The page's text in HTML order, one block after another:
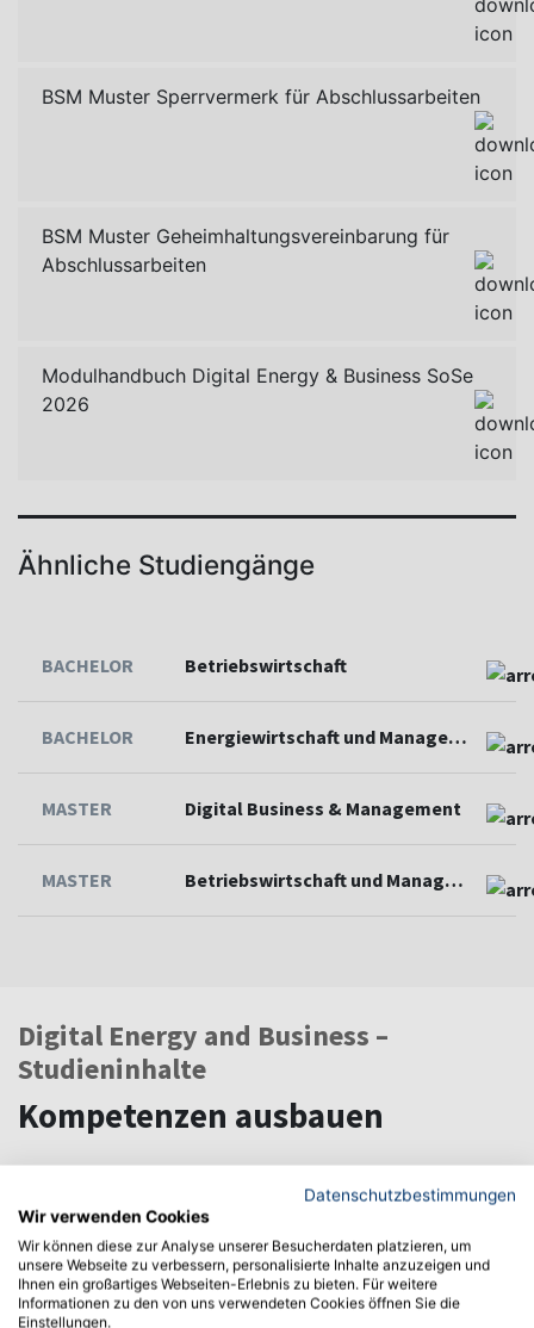
BSM Muster Sperrvermerk für Abschlussarbeiten
BSM Muster Geheimhaltungsvereinbarung für
Abschlussarbeiten
Modulhandbuch Digital Energy & Business SoSe
2026
Ähnliche Studiengänge
BACHELOR Betriebswirtschaft
BACHELOR Energiewirtschaft und Management
MASTER Digital Business & Management
MASTER Betriebswirtschaft und Management
Digital Energy and Business –
Studieninhalte
Kompetenzen ausbauen
Das Masterstudium Digital Energy and Business an
der Hochschule Albstadt-Sigmaringen erweitert und
integriert vorhandene Kompetenzfelder in einem
innovativen Studienkonzept. Konsequent
Datenschutzbestimmungen
Wir verwenden Cookies
Wir können diese zur Analyse unserer Besucherdaten platzieren, um
unsere Webseite zu verbessern, personalisierte Inhalte anzuzeigen und
Ihnen ein großartiges Webseiten-Erlebnis zu bieten. Für weitere
Informationen zu den von uns verwendeten Cookies öffnen Sie die
Einstellungen.